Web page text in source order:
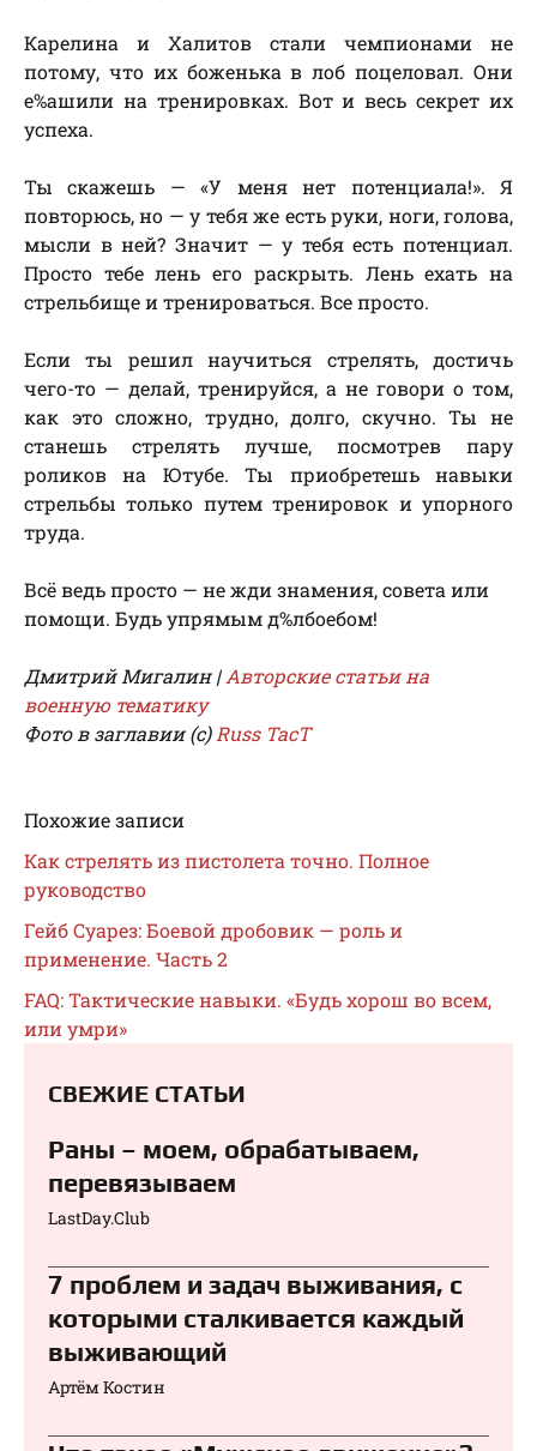
Карелина и Халитов стали чемпионами не
потому, что их боженька в лоб поцеловал. Они
е%ашили на тренировках. Вот и весь секрет их
успеха.
Ты скажешь — «У меня нет потенциала!». Я
повторюсь, но — у тебя же есть руки, ноги, голова,
мысли в ней? Значит — у тебя есть потенциал.
Просто тебе лень его раскрыть. Лень ехать на
стрельбище и тренироваться. Все просто.
Если ты решил научиться стрелять, достичь
чего-то — делай, тренируйся, а не говори о том,
как это сложно, трудно, долго, скучно. Ты не
станешь стрелять лучше, посмотрев пару
роликов на Ютубе. Ты приобретешь навыки
стрельбы только путем тренировок и упорного
труда.
Всё ведь просто — не жди знамения, совета или
помощи. Будь упрямым д%лбоебом!
Дмитрий Мигалин |Авторские статьи на
военную тематику
Фото в заглавии (с)Russ TacT
Похожие записи
Как стрелять из пистолета точно. Полное
руководство
Гейб Суарез: Боевой дробовик — роль и
применение. Часть 2
FAQ: Тактические навыки. «Будь хорош во всем,
или умри»
СВЕЖИЕ СТАТЬИ
Раны – моем, обрабатываем,
перевязываем⁠⁠
LastDay.Club
7 проблем и задач выживания, с
которыми сталкивается каждый
выживающий
Артём Костин